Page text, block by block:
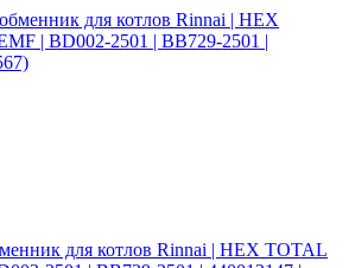
для котлов Rinnai | HEX TOTAL